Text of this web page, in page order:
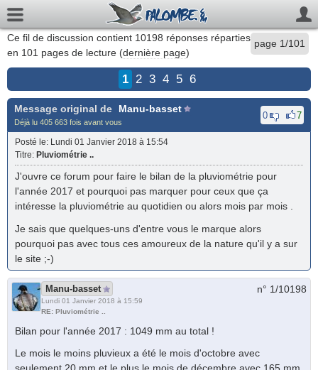
page 1/101
Ce fil de discussion contient 10198 réponses réparties
en 101 pages de lecture (dernière page)
1 2 3 4 5 6
Message original de Manu-basset
Déjà lu 405 663 fois avant vous
0 7
Posté le: Lundi 01 Janvier 2018 à 15:54
Titre: Pluviométrie ..
J'ouvre ce forum pour faire le bilan de la pluviométrie pour
l'année 2017 et pourquoi pas marquer pour ceux que ça
intéresse la pluviométrie au quotidien ou alors mois par mois .
Je sais que quelques-uns d'entre vous le marque alors
pourquoi pas avec tous ces amoureux de la nature qu'il y a sur
le site ;-)
Manu-basset
Lundi 01 Janvier 2018 à 15:59
RE: Pluviométrie ..
n° 1/10198
Bilan pour l'année 2017 : 1049 mm au total !
Le mois le moins pluvieux a été le mois d'octobre avec